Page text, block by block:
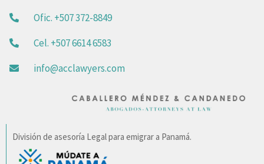
Ofic. +507 372-8849
Cel. +507 6614 6583
info@acclawyers.com
División de asesoría Legal para emigrar a Panamá.